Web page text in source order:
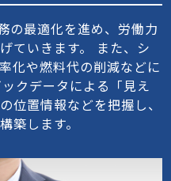
の最適化を進め、労働力
ていきます。 また、シ
化や燃料代の削減などに
クデータによる「見え
位置情報などを把握し、
築します。